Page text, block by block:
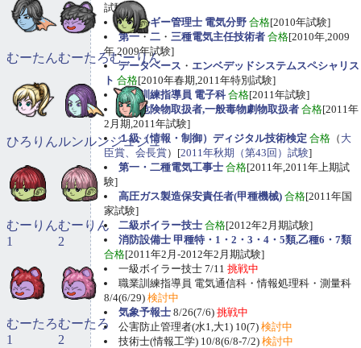
試験]
エネルギー管理士 電気分野 合格[2010年試験]
第一・二 ・ 三種電気主任技術者 合格[2010年,2009
年,2009年試験]
データベース ・ エンベデッドシステムスペシャリス
ト 合格[2010年春期,2011年特別試験]
職業訓練指導員 電子科 合格[2011年試験]
甲種危険物取扱者,一般毒物劇物取扱者 合格[2011年
2月期,2011年試験]
１級（情報・制御）ディジタル技術検定 合格 （ 大
臣賞、会長賞）[2011年秋期（第43回）試験]
第一・二種電気工事士 合格[2011年,2011年上期試
験]
高圧ガス製造保安責任者(甲種機械) 合格[2011年国
家試験]
二級ボイラー技士 合格[2012年2月期試験]
消防設備士 甲種特・1・2・3・4・5類,乙種6・7類
合格[2011年2月-2012年2月期試験]
一級ボイラー技士 7/11 挑戦中
職業訓練指導員 電気通信科・情報処理科・測量科
8/4(6/29) 検討中
気象予報士 8/26(7/6) 挑戦中
公害防止管理者(水1,大1) 10(7) 検討中
技術士(情報工学) 10/8(6/8-7/2) 検討中
むーたんむーたろむーりん
ひろりんルンルンジュジュ
むーりん
1
むーりん
2
むーたろ
1
むーたろ
2